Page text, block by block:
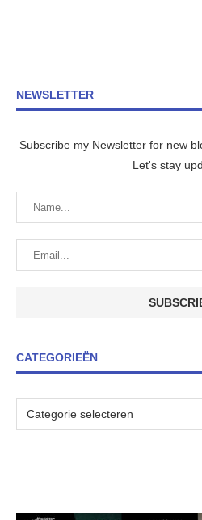
NEWSLETTER
Subscribe my Newsletter for new
Let's stay
CATEGORIEËN